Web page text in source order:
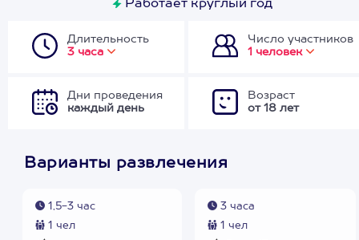
Работает круглый год
Длительность
3 часа
Число участников
1 человек
Дни проведения
каждый день
Возраст
от 18 лет
Варианты развлечения
1,5-3 час
1 чел
3 часа
1 чел